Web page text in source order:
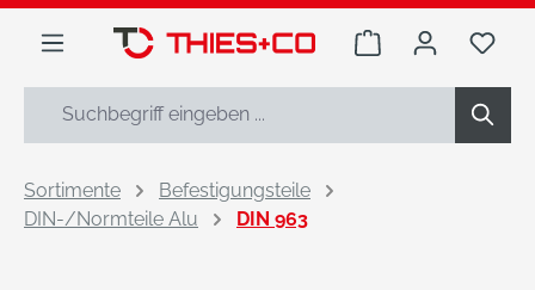
springen
Warenkorb Du
Sortimente
Befestigungsteile
DIN-/Normteile Alu
DIN 963